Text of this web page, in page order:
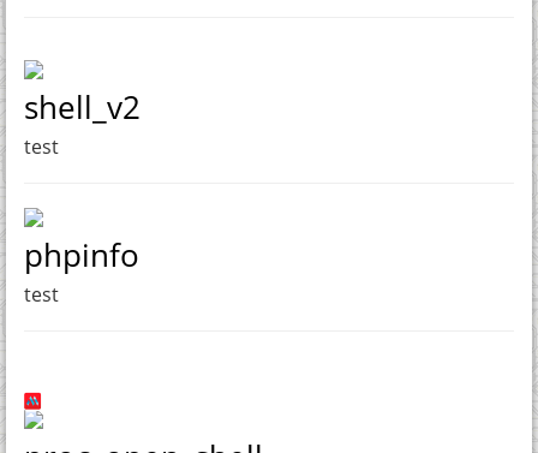
shell_v2
test
phpinfo
test